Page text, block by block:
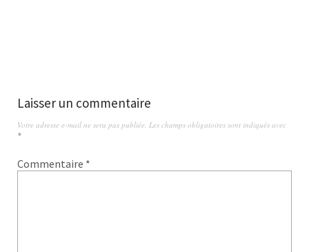
Laisser un commentaire
Votre adresse e-mail ne sera pas publiée. Les champs obligatoires sont indiqués avec
*
Commentaire *